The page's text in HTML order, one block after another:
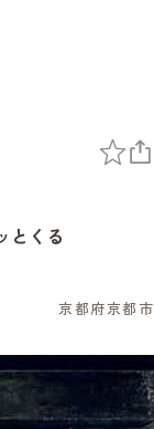
とくる
京都府京都市